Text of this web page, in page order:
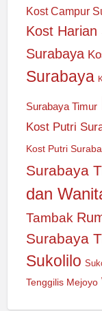
Kost Campur
Kost Harian
Surabaya
Surabaya
Surabaya Timur
Kost Putri
Kost Putri
Surabaya
dan
Tambak
Surabaya
Sukolilo
Tenggilis Mejoyo